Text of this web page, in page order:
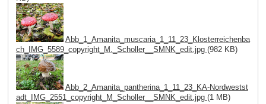
Abb_1_Amanita_muscaria_1_11_23_Klosterreichenba
ch_IMG_5589_copyright_M._Scholler__SMNK_edit.jpg (982 KB)
Abb_2_Amanita_pantherina_1_11_23_KA-Nordwestst
adt_IMG_2551_copyright_M_Scholler__SMNK_edit.jpg (1 MB)